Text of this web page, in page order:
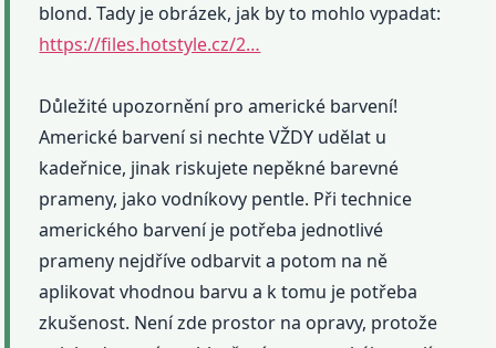
blond. Tady je obrázek, jak by to mohlo vypadat:
https://files.hotstyle.cz/2…
Důležité upozornění pro americké barvení!
Americké barvení si nechte VŽDY udělat u
kadeřnice, jinak riskujete nepěkné barevné
prameny, jako vodníkovy pentle. Při technice
amerického barvení je potřeba jednotlivé
prameny nejdříve odbarvit a potom na ně
aplikovat vhodnou barvu a k tomu je potřeba
zkušenost. Není zde prostor na opravy, protože